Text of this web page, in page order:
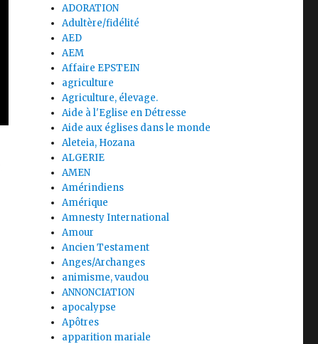
ADORATION
Adultère/fidélité
AED
AEM
Affaire EPSTEIN
agriculture
Agriculture, élevage.
Aide à l'Eglise en Détresse
Aide aux églises dans le monde
Aleteia, Hozana
ALGERIE
AMEN
Amérindiens
Amérique
Amnesty International
Amour
Ancien Testament
Anges/Archanges
animisme, vaudou
ANNONCIATION
apocalypse
Apôtres
apparition mariale